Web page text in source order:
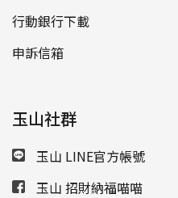
行動銀行下載
申訴信箱
玉山社群
玉山 LINE官方帳號
玉山 招財納福喵喵